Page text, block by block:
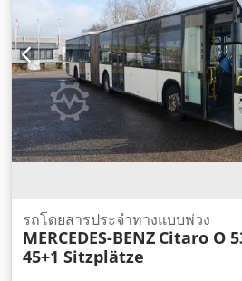
รถโดยสารประจำทางแบบพ่วง
MERCEDES-BENZ Citaro O
45+1 Sitzplätze